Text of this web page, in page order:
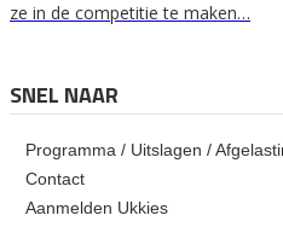
ze in de competitie te maken…
SNEL NAAR
Programma / Uitslagen /
Contact
Aanmelden Ukkies